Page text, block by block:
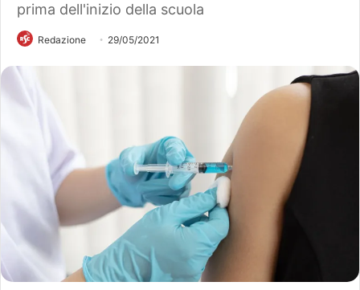
prima dell'inizio della scuola
Redazione 29/05/2021